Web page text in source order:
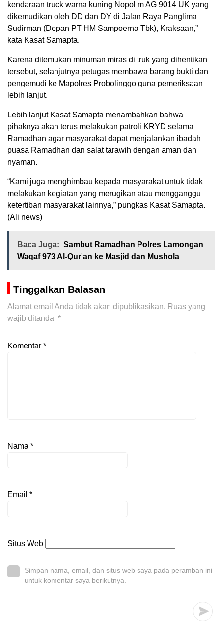
kendaraan truck warna kuning Nopol m AG 9014 UK yang
dikemudikan oleh DD dan DY di Jalan Raya Panglima
Sudirman (Depan PT HM Sampoerna Tbk), Kraksaan,”
kata Kasat Samapta.
Karena ditemukan minuman miras di truk yang dihentikan
tersebut, selanjutnya petugas membawa barang bukti dan
pengemudi ke Mapolres Probolinggo guna pemeriksaan
lebih lanjut.
Lebih lanjut Kasat Samapta menambahkan bahwa
pihaknya akan terus melakukan patroli KRYD selama
Ramadhan agar masyarakat dapat menjalankan ibadah
puasa Ramadhan dan salat tarawih dengan aman dan
nyaman.
“Kami juga menghimbau kepada masyarakat untuk tidak
melakukan kegiatan yang merugikan atau mengganggu
ketertiban masyarakat lainnya,” pungkas Kasat Samapta.
(Ali news)
Baca Juga: Sambut Ramadhan Polres Lamongan
Waqaf 973 Al-Qur'an ke Masjid dan Mushola
Tinggalkan Balasan
Alamat email Anda tidak akan dipublikasikan. Ruas yang
wajib ditandai *
Komentar *
Nama *
Email *
Situs Web
Simpan nama, email, dan situs web saya pada peramban ini
untuk komentar saya berikutnya.